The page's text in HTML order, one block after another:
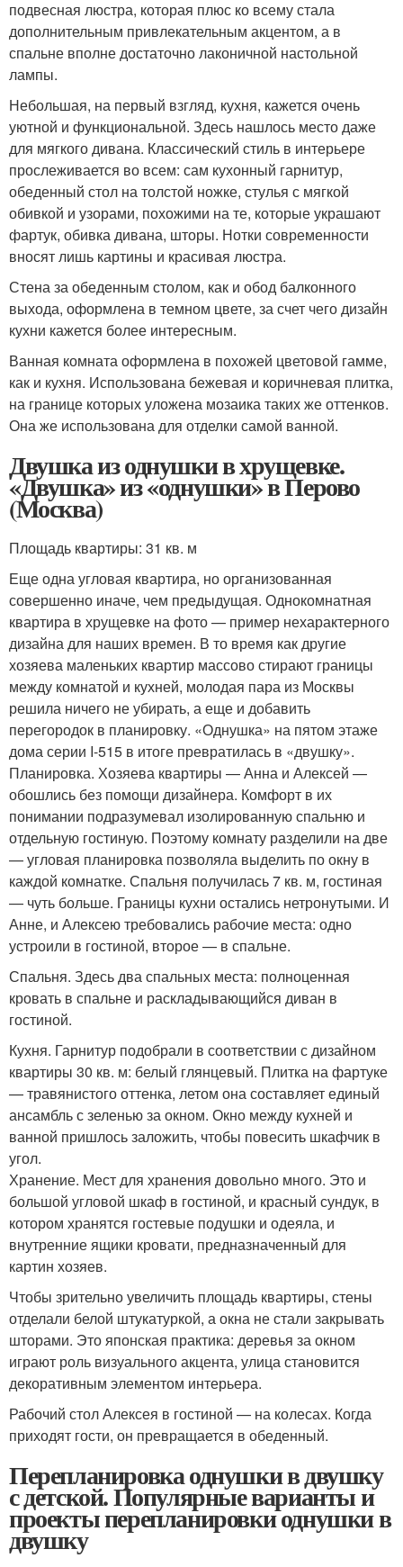
подвесная люстра, которая плюс ко всему стала
дополнительным привлекательным акцентом, а в
спальне вполне достаточно лаконичной настольной
лампы.
Небольшая, на первый взгляд, кухня, кажется очень
уютной и функциональной. Здесь нашлось место даже
для мягкого дивана. Классический стиль в интерьере
прослеживается во всем: сам кухонный гарнитур,
обеденный стол на толстой ножке, стулья с мягкой
обивкой и узорами, похожими на те, которые украшают
фартук, обивка дивана, шторы. Нотки современности
вносят лишь картины и красивая люстра.
Стена за обеденным столом, как и обод балконного
выхода, оформлена в темном цвете, за счет чего дизайн
кухни кажется более интересным.
Ванная комната оформлена в похожей цветовой гамме,
как и кухня. Использована бежевая и коричневая плитка,
на границе которых уложена мозаика таких же оттенков.
Она же использована для отделки самой ванной.
Двушка из однушки в хрущевке.
«Двушка» из «однушки» в Перово
(Москва)
Площадь квартиры: 31 кв. м
Еще одна угловая квартира, но организованная
совершенно иначе, чем предыдущая. Однокомнатная
квартира в хрущевке на фото — пример нехарактерного
дизайна для наших времен. В то время как другие
хозяева маленьких квартир массово стирают границы
между комнатой и кухней, молодая пара из Москвы
решила ничего не убирать, а еще и добавить
перегородок в планировку. «Однушка» на пятом этаже
дома серии I-515 в итоге превратилась в «двушку».
Планировка. Хозяева квартиры — Анна и Алексей —
обошлись без помощи дизайнера. Комфорт в их
понимании подразумевал изолированную спальню и
отдельную гостиную. Поэтому комнату разделили на две
— угловая планировка позволяла выделить по окну в
каждой комнатке. Спальня получилась 7 кв. м, гостиная
— чуть больше. Границы кухни остались нетронутыми. И
Анне, и Алексею требовались рабочие места: одно
устроили в гостиной, второе — в спальне.
Спальня. Здесь два спальных места: полноценная
кровать в спальне и раскладывающийся диван в
гостиной.
Кухня. Гарнитур подобрали в соответствии с дизайном
квартиры 30 кв. м: белый глянцевый. Плитка на фартуке
— травянистого оттенка, летом она составляет единый
ансамбль с зеленью за окном. Окно между кухней и
ванной пришлось заложить, чтобы повесить шкафчик в
угол.
Хранение. Мест для хранения довольно много. Это и
большой угловой шкаф в гостиной, и красный сундук, в
котором хранятся гостевые подушки и одеяла, и
внутренние ящики кровати, предназначенный для
картин хозяев.
Чтобы зрительно увеличить площадь квартиры, стены
отделали белой штукатуркой, а окна не стали закрывать
шторами. Это японская практика: деревья за окном
играют роль визуального акцента, улица становится
декоративным элементом интерьера.
Рабочий стол Алексея в гостиной — на колесах. Когда
приходят гости, он превращается в обеденный.
Перепланировка однушки в двушку
с детской. Популярные варианты и
проекты перепланировки однушки в
двушку